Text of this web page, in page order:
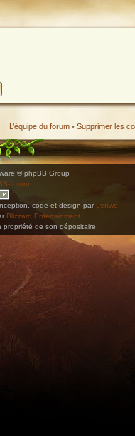
L’équipe du forum • Supprimer les
© phpBB Group
fr.com
code et design par Lenwë
Blizzard Entertainment
de son dépositaire.
quelle application de type agenda